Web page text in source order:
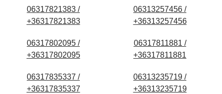
06317821383 /
+36317821383
06313257456 /
+36313257456
06317802095 /
+36317802095
06317811881 /
+36317811881
06317835337 /
+36317835337
06313235719 /
+36313235719